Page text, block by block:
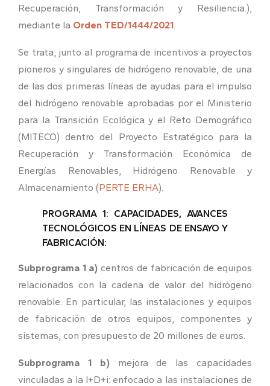
Recuperación, Transformación y Resiliencia.),
mediante la Orden TED/1444/2021
Se trata, junto al programa de incentivos a proyectos
pioneros y singulares de hidrógeno renovable, de una
de las dos primeras líneas de ayudas para el impulso
del hidrógeno renovable aprobadas por el Ministerio
para la Transición Ecológica y el Reto Demográfico
(MITECO) dentro del Proyecto Estratégico para la
Recuperación y Transformación Económica de
Energías Renovables, Hidrógeno Renovable y
Almacenamiento (PERTE ERHA).
PROGRAMA 1: CAPACIDADES, AVANCES
TECNOLÓGICOS EN LÍNEAS DE ENSAYO Y
FABRICACIÓN:
Subprograma 1 a) centros de fabricación de equipos
relacionados con la cadena de valor del hidrógeno
renovable. En particular, las instalaciones y equipos
de fabricación de otros equipos, componentes y
sistemas, con presupuesto de 20 millones de euros.
Subprograma 1 b)mejora de las capacidades
vinculadas a la I+D+i: enfocado a las instalaciones de